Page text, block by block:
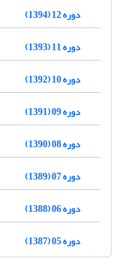
دوره 12 (1394)
دوره 11 (1393)
دوره 10 (1392)
دوره 09 (1391)
دوره 08 (1390)
دوره 07 (1389)
دوره 06 (1388)
دوره 05 (1387)